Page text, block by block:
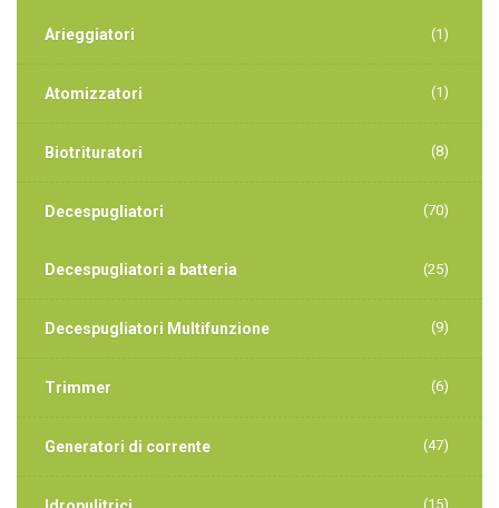
Arieggiatori (1)
Atomizzatori (1)
Biotrituratori (8)
Decespugliatori (70)
Decespugliatori a batteria (25)
Decespugliatori Multifunzione (9)
Trimmer (6)
Generatori di corrente (47)
(15)